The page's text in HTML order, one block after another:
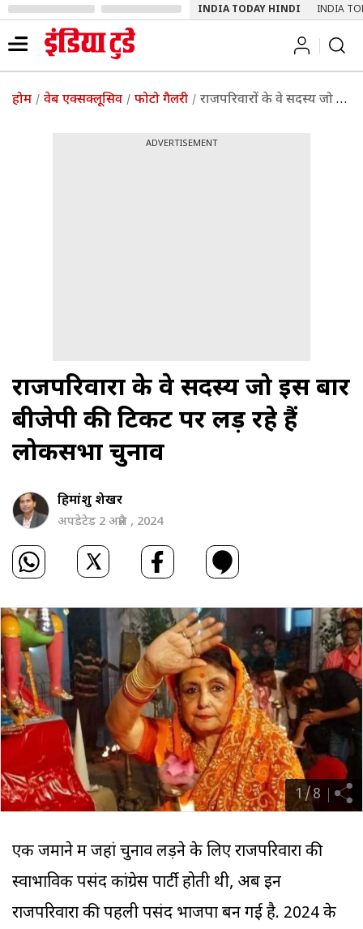
INDIA TODAY HINDI INDIA
होम वेब एक्सक्लूसिव फोटो गैलरी राजपरिवारों के वे सदस्य जो इस बार बीजेपी की टिकट पर लड़ रहे हैं लोकसभा चुनाव
ADVERTISEMENT
राजपरिवारों के वे सदस्य जो इस बार
बीजेपी की टिकट पर लड़ रहे हैं
लोकसभा चुनाव
हिमांशु शेखर
अपडेटेड 2 अप्रैल , 2024
1/8
एक जमाने में जहां चुनाव लड़ने के लिए राजपरिवारों की
स्वाभाविक पसंद कांग्रेस पार्टी होती थी, अब इन
राजपरिवारों की पहली पसंद भाजपा बन गई है. 2024 के